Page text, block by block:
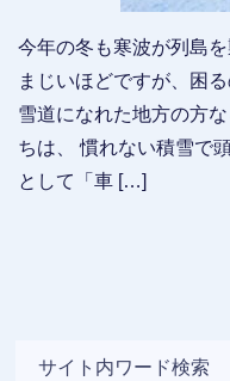
今年の冬も寒波が列島
まじいほどですが、困
雪道になれた地方の方
ちは、 慣れない積雪で
として「車 […]
サイト内ワード検索